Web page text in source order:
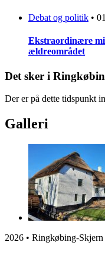
Debat og politik •
Ekstraordinære
ældreområdet
Det sker i
Der er på dette tidspunkt
Galleri
2026 • Ringkøbing-